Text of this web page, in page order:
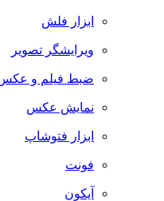
ابزار فلش
ویرایشگر تصویر
ضبط فيلم و
نمایش عکس
ابزار فتوشاپ
فونت
آیکون